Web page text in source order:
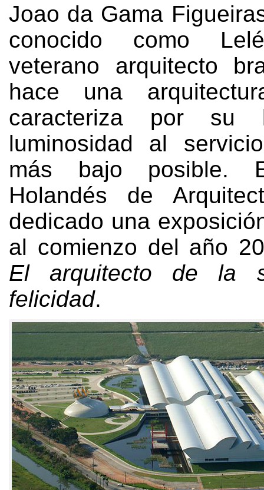
Joao da Gama
conocido como
veterano arquitecto
hace una
caracteriza por su
luminosidad al
más bajo posible.
Holandés de
dedicado una
al comienzo del año
El arquitecto de la
felicidad.